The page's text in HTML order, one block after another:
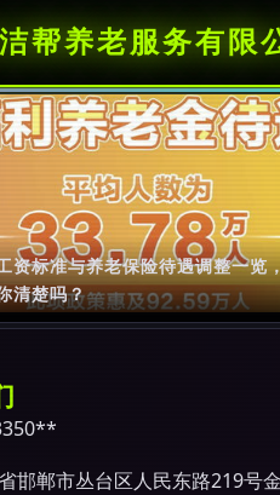
帮养老服务有限
资标准与养老保险待遇调整一览
清楚吗？
邯郸市丛台区人民东路219号